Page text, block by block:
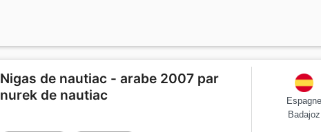
Nigas de nautiac - arabe 2007 par
nurek de nautiac
Badajoz